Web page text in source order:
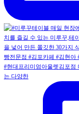
#현대프리미엄아울렛김포점
는 다양한